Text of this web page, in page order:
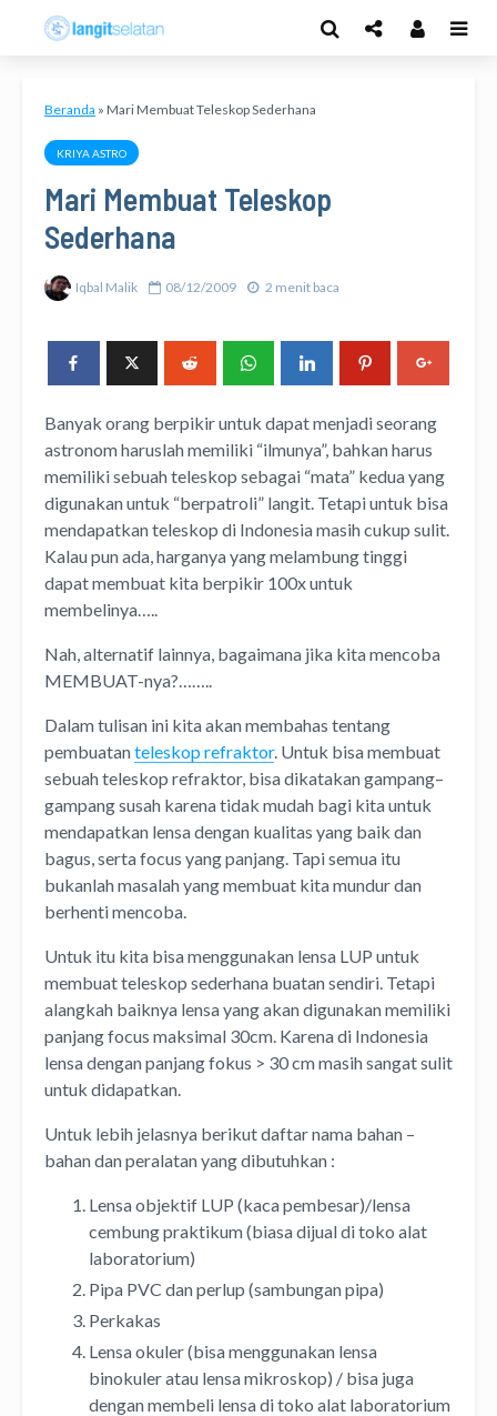
Beranda » Mari Membuat Teleskop Sederhana
KRIYA ASTRO
Mari Membuat Teleskop
Sederhana
Iqbal Malik 08/12/2009 2 menit baca
Banyak orang berpikir untuk dapat menjadi seorang
astronom haruslah memiliki “ilmunya”, bahkan harus
memiliki sebuah teleskop sebagai “mata” kedua yang
digunakan untuk “berpatroli” langit. Tetapi untuk bisa
mendapatkan teleskop di Indonesia masih cukup sulit.
Kalau pun ada, harganya yang melambung tinggi
dapat membuat kita berpikir 100x untuk
membelinya…..
Nah, alternatif lainnya, bagaimana jika kita mencoba
MEMBUAT-nya?……..
Dalam tulisan ini kita akan membahas tentang
pembuatanteleskop refraktor. Untuk bisa membuat
sebuah teleskop refraktor, bisa dikatakan gampang–
gampang susah karena tidak mudah bagi kita untuk
mendapatkan lensa dengan kualitas yang baik dan
bagus, serta focus yang panjang. Tapi semua itu
bukanlah masalah yang membuat kita mundur dan
berhenti mencoba.
Untuk itu kita bisa menggunakan lensa LUP untuk
membuat teleskop sederhana buatan sendiri. Tetapi
alangkah baiknya lensa yang akan digunakan memiliki
panjang focus maksimal 30cm. Karena di Indonesia
lensa dengan panjang fokus > 30 cm masih sangat sulit
untuk didapatkan.
Untuk lebih jelasnya berikut daftar nama bahan –
bahan dan peralatan yang dibutuhkan :
Lensa objektif LUP (kaca pembesar)/lensa
cembung praktikum (biasa dijual di toko alat
laboratorium)
Pipa PVC dan perlup (sambungan pipa)
Perkakas
Lensa okuler (bisa menggunakan lensa
binokuler atau lensa mikroskop) / bisa juga
dengan membeli lensa di toko alat laboratorium